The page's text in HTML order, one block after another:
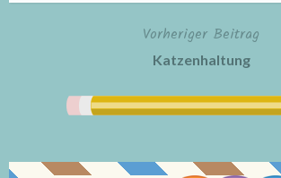
BeitragsnavigationVorheriger Beitrag
Katzenhaltung